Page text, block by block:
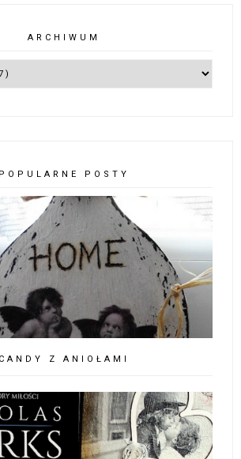
ARCHIWUM
POPULARNE POSTY
CANDY Z ANIOŁAMI